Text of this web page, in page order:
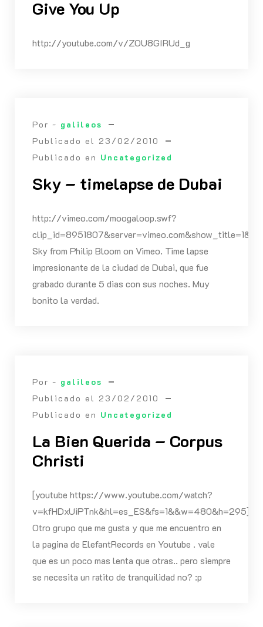
Give You Up
http://youtube.com/v/ZOU8GIRUd_g
Por - galileos
Publicado el 23/02/2010
Publicado en Uncategorized
Sky – timelapse de Dubai
http://vimeo.com/moogaloop.swf?
Sky from Philip Bloom on Vimeo. Time lapse
impresionante de la ciudad de Dubai, que fue
grabado durante 5 dias con sus noches. Muy
bonito la verdad.
Por - galileos
Publicado el 23/02/2010
Publicado en Uncategorized
La Bien Querida – Corpus
Christi
[youtube https://www.youtube.com/watch?
v=kfHDxUiPTnk&hl=es_ES&fs=1&&w=480&h=295]
Otro grupo que me gusta y que me encuentro en
la pagina de ElefantRecords en Youtube . vale
que es un poco mas lenta que otras.. pero siempre
se necesita un ratito de tranquilidad no? :p